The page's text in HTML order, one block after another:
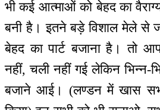
भी कई आत्माओं को बेहद का
बनी है। इतने बड़े विशाल मेले से
बेहद का पार्ट बजाना है। तो
नहीं, चली नहीं गई लेकिन भिन्न-
बजाने आई। (लण्डन में खास